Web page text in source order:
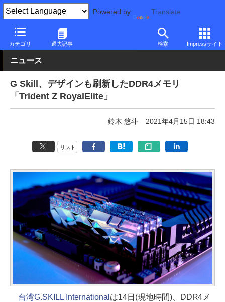
Powered by Translate
カテゴリ 過去記事 検索 Impressサイト
PC Watch 半導体/周辺機器
ニュース
G Skill、デザインも刷新したDDR4メモリ
「Trident Z RoyalElite」
鈴木 悠斗 2021年4月15日 18:43
リスト
台湾G.SKILL International は14日(現地時間)、DDR4メ